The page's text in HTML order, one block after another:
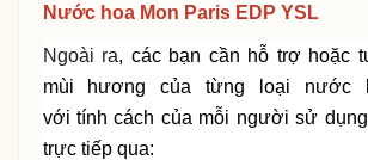
Nước hoa Mon Paris EDP YSL
Ngoài ra, các bạn cần hỗ trợ hoặc
mùi hương của từng loại nước
với tính cách của mỗi người sử dụng
trực tiếp qua: